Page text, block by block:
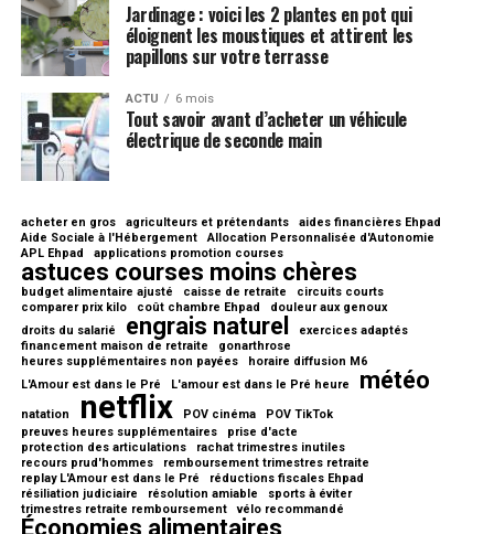
Jardinage : voici les 2 plantes en pot qui
éloignent les moustiques et attirent les
papillons sur votre terrasse
ACTU 6 mois
Tout savoir avant d’acheter un véhicule
électrique de seconde main
acheter en gros agriculteurs et prétendants
aides financières Ehpad
Aide Sociale à l'Hébergement
Allocation Personnalisée d'Autonomie
APL Ehpad
applications promotion courses
astuces courses moins chères
budget alimentaire ajusté caisse de retraite
circuits courts
comparer prix kilo
coût chambre Ehpad
douleur aux genoux
droits du salarié
engrais naturel
exercices adaptés
financement maison de retraite
gonarthrose
heures supplémentaires non payées
horaire diffusion M6
L'Amour est dans le Pré
L'amour est dans le Pré heure météo
natation netflix POV cinéma
POV TikTok
preuves heures supplémentaires
prise d'acte
protection des articulations
rachat trimestres inutiles
recours prud'hommes
remboursement trimestres retraite
replay L'Amour est dans le Pré
réductions fiscales Ehpad
résiliation judiciaire
résolution amiable
sports à éviter
trimestres retraite remboursement
vélo recommandé
Économies alimentaires